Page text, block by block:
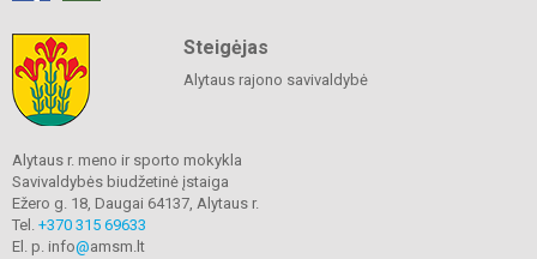
Steigėjas
Alytaus rajono savivaldybė
Alytaus r. meno ir sporto mokykla
Savivaldybės biudžetinė įstaiga
Ežero g. 18, Daugai 64137, Alytaus r.
Tel. +370 315 69633
El. p. info@amsm.lt